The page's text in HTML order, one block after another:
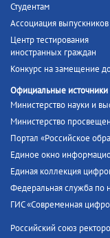
Студентам
Ассоциация выпускников
Центр тестирования
иностранных граждан
Конкурс на замещение
Официальные источники
Министерство науки и
Министерство
Портал «Российское
Единое окно
Единая коллекция
Федеральная служба по
ГИС «Современная
Российский союз